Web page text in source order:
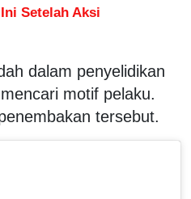
Setelah Aksi
dalam penyelidikan
motif pelaku.
tersebut.